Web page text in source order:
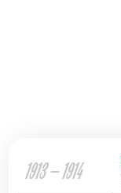
1913 — 1914